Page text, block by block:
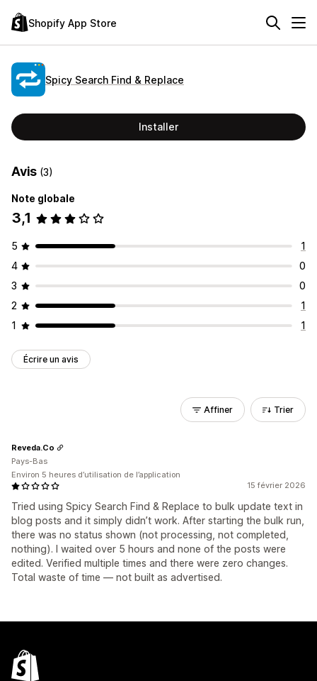
Shopify App Store
Spicy Search Find & Replace
Installer
Avis (3)
Note globale
3,1
5
1
4
0
3
0
2
1
1
1
Écrire un avis
Affiner Trier
15 février 2026
Tried using Spicy Search Find & Replace to bulk update text in
blog posts and it simply didn’t work. After starting the bulk run,
there was no status shown (not processing, not completed,
nothing). I waited over 5 hours and none of the posts were
edited. Verified multiple times and there were zero changes.
Total waste of time — not built as advertised.
Reveda.Co
Pays-Bas
Environ 5 heures d’utilisation de l’application